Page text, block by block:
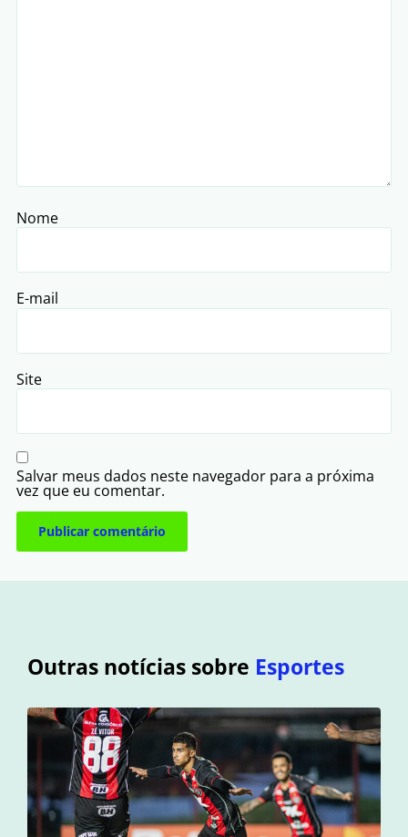
Nome
E-mail
Site
Salvar meus dados neste navegador para a próxima
vez que eu comentar.
Outras notícias sobre Esportes